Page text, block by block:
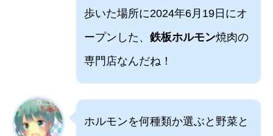
歩いた場所に2024年6月19日にオ
ープンした、 鉄板ホルモン焼肉の
専門店なんだね！
ホルモンを何種類か選ぶと野菜と